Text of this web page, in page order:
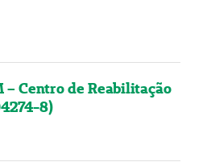
– Centro de Reabilitação
8)